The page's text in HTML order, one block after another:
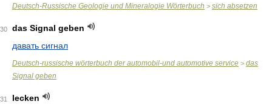
Deutsch-Russische Geologie und Mineralogie Wörterbuch > sich absetzen
30
das Signal geben
давать сигнал
Deutsch-russische wörterbuch der automobil-und automotive service > das
Signal geben
31
lecken